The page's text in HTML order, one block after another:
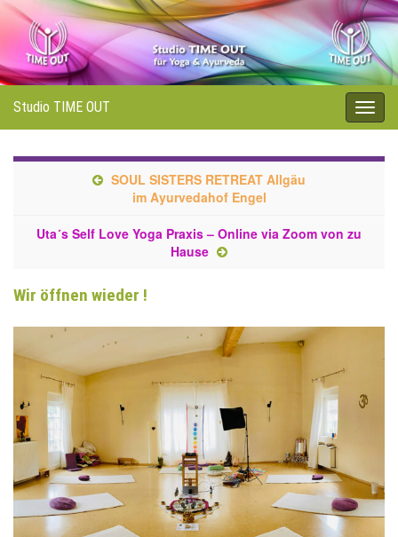
Studio TIME OUT
SOUL SISTERS RETREAT Allgäu
im Ayurvedahof Engel
Uta´s Self Love Yoga Praxis – Online via Zoom von zu
Hause
Wir öffnen wieder !